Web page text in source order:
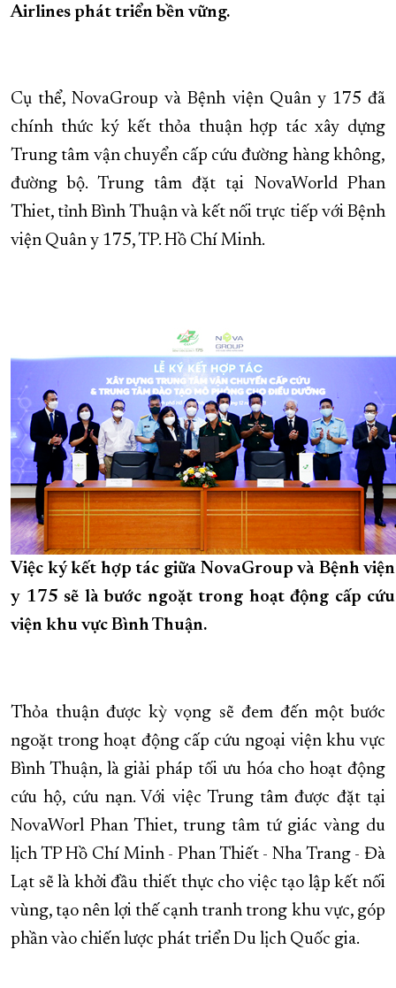
Airlines phát triển bền vững.
Cụ thể, NovaGroup và Bệnh viện Quân y 175 đã
chính thức ký kết thỏa thuận hợp tác xây dựng
Trung tâm vận chuyển cấp cứu đường hàng không,
đường bộ. Trung tâm đặt tại NovaWorld Phan
Thiet, tỉnh Bình Thuận và kết nối trực tiếp với Bệnh
viện Quân y 175, TP. Hồ Chí Minh.
Việc ký kết hợp tác giữa NovaGroup và Bệnh
y 175 sẽ là bước ngoặt trong hoạt động cấp
viện khu vực Bình Thuận.
Thỏa thuận được kỳ vọng sẽ đem đến một bước
ngoặt trong hoạt động cấp cứu ngoại viện khu vực
Bình Thuận, là giải pháp tối ưu hóa cho hoạt động
cứu hộ, cứu nạn. Với việc Trung tâm được đặt tại
NovaWorl Phan Thiet, trung tâm tứ giác vàng du
lịch TP Hồ Chí Minh - Phan Thiết - Nha Trang - Đà
Lạt sẽ là khởi đầu thiết thực cho việc tạo lập kết nối
vùng, tạo nên lợi thế cạnh tranh trong khu vực, góp
phần vào chiến lược phát triển Du lịch Quốc gia.